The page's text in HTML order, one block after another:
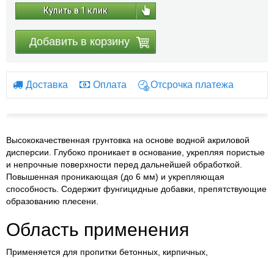
Купить в 1 клик
Добавить в корзину
Доставка Оплата Отсрочка платежа
Высококачественная грунтовка на основе водной акриловой
дисперсии. Глубоко проникает в основание, укрепляя пористые
и непрочные поверхности перед дальнейшей обработкой.
Повышенная проникающая (до 6 мм) и укрепляющая
способность. Содержит фунгицидные добавки, препятствующие
образованию плесени.
Область применения
Применяется для пропитки бетонных, кирпичных,